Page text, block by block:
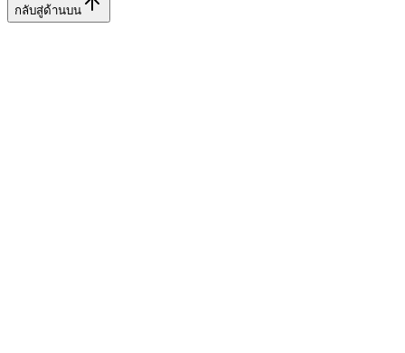
กลับสู่ด้านบน